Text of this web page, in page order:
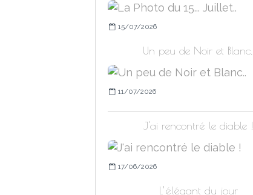
15/07/2026
Un peu de Noir et Blanc..
11/07/2026
J'ai rencontré le diable !
17/06/2026
L’élégant du jour